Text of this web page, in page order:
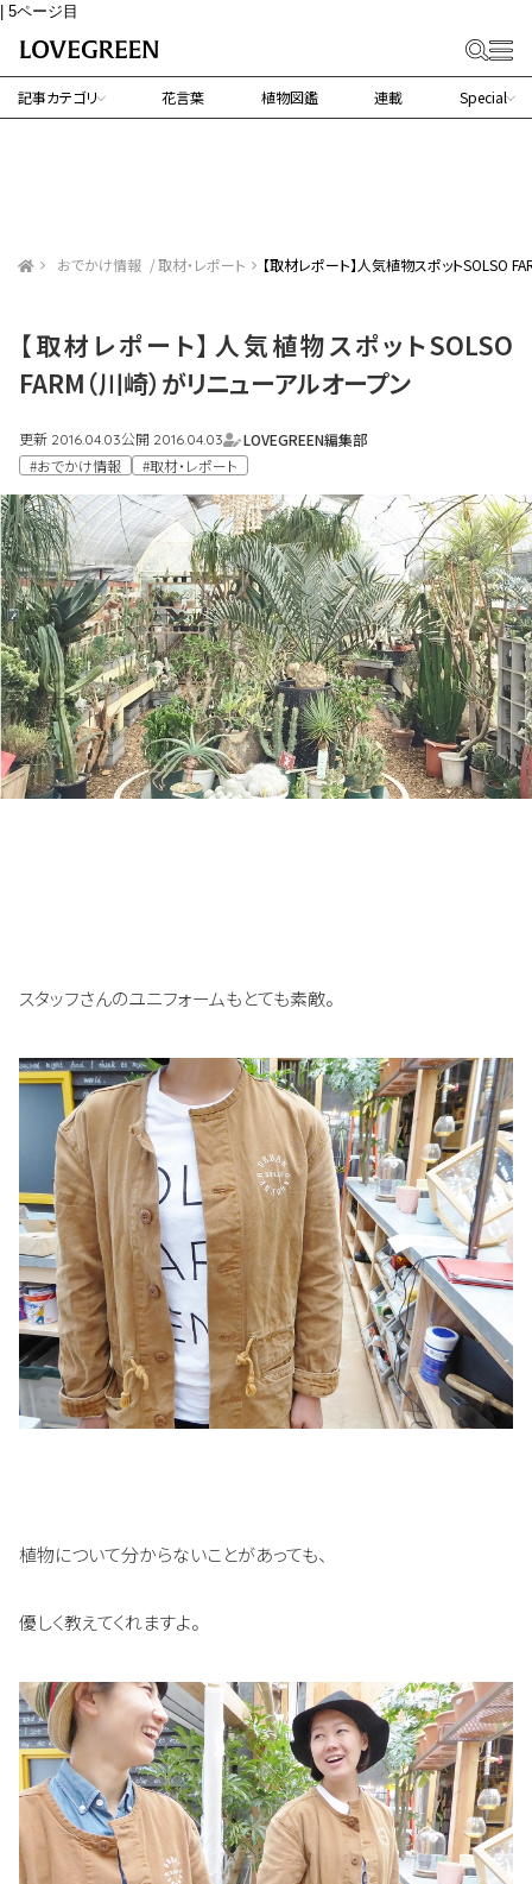
| 5ページ目
記事カテゴリ 花言葉 植物図鑑 連載 Special
おでかけ情報 取材・レポート 【取材レポート】人気植物スポットSOLSO
【取材レポート】人気植物スポットSOLSO
FARM（川崎）がリニューアルオープン
更新 2016.04.03公開 2016.04.03
LOVEGREEN編集部
#おでかけ情報
#取材・レポート
スタッフさんのユニフォームもとても素敵。
植物について分からないことがあっても、
優しく教えてくれますよ。